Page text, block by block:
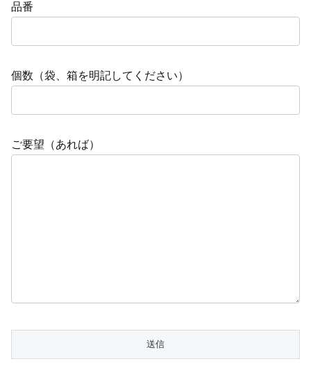
品番
個数（袋、箱を明記してください）
ご要望（あれば）